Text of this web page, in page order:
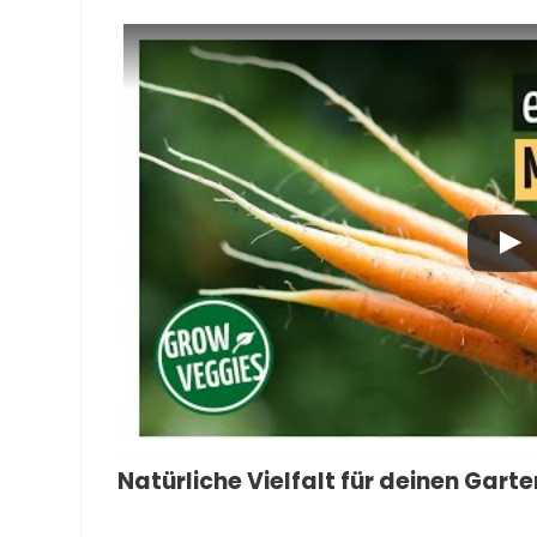
Natürliche Vielfalt für deinen